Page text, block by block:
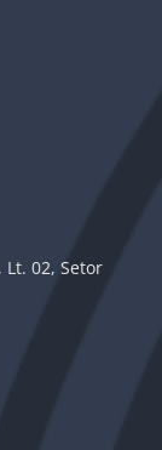
02, Setor